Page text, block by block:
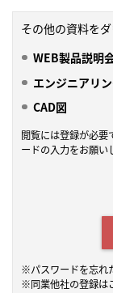
その他の資料を
WEB製品説明
エンジニアリ
CAD図
閲覧には登録が必要
ードの入力をお願い
※パスワードを忘れ
※同業他社の登録は